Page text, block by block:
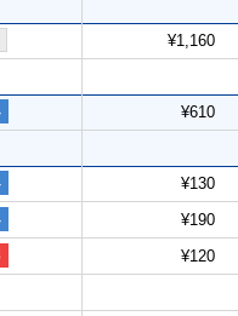
¥1,160
¥610
¥130
¥190
¥120